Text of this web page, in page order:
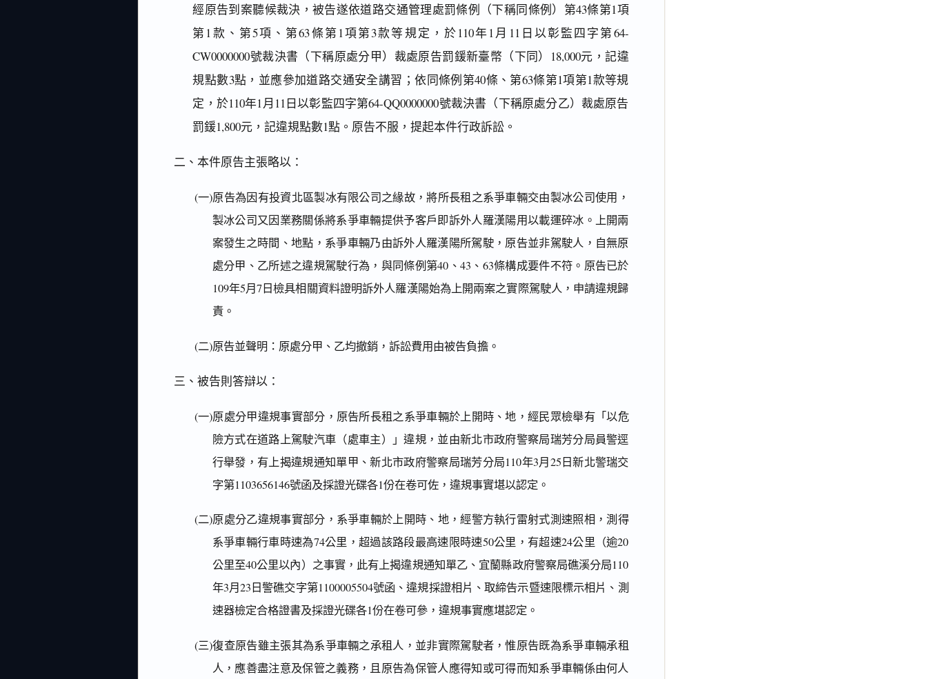
經原告到案聽候裁決，被告遂依道路交通管理處罰條例（下稱同條例）第43條第1項
第1款、第5項、第63條第1項第3款等規定，於110年1月11日以彰監四字第64-
CW0000000號裁決書（下稱原處分甲）裁處原告罰鍰新臺幣（下同）18,000元，記違
規點數3點，並應參加道路交通安全講習；依同條例第40條、第63條第1項第1款等規
定，於110年1月11日以彰監四字第64-QQ0000000號裁決書（下稱原處分乙）裁處原告
罰鍰1,800元，記違規點數1點。原告不服，提起本件行政訴訟。
二、本件原告主張略以：
(一)原告為因有投資北區製冰有限公司之緣故，將所長租之系爭車輛交由製冰公司使用，
製冰公司又因業務關係將系爭車輛提供予客戶即訴外人羅漢陽用以載運碎冰。上開兩
案發生之時間、地點，系爭車輛乃由訴外人羅漢陽所駕駛，原告並非駕駛人，自無原
處分甲、乙所述之違規駕駛行為，與同條例第40、43、63條構成要件不符。原告已於
109年5月7日檢具相關資料證明訴外人羅漢陽始為上開兩案之實際駕駛人，申請違規歸
責。
(二)原告並聲明：原處分甲、乙均撤銷，訴訟費用由被告負擔。
三、被告則答辯以：
(一)原處分甲違規事實部分，原告所長租之系爭車輛於上開時、地，經民眾檢舉有「以危
險方式在道路上駕駛汽車（處車主）」違規，並由新北市政府警察局瑞芳分局員警逕
行舉發，有上揭違規通知單甲、新北市政府警察局瑞芳分局110年3月25日新北警瑞交
字第1103656146號函及採證光碟各1份在卷可佐，違規事實堪以認定。
(二)原處分乙違規事實部分，系爭車輛於上開時、地，經警方執行雷射式測速照相，測得
系爭車輛行車時速為74公里，超過該路段最高速限時速50公里，有超速24公里（逾20
公里至40公里以內）之事實，此有上揭違規通知單乙、宜蘭縣政府警察局礁溪分局110
年3月23日警礁交字第1100005504號函、違規採證相片、取締告示暨速限標示相片、測
速器檢定合格證書及採證光碟各1份在卷可參，違規事實應堪認定。
(三)復查原告雖主張其為系爭車輛之承租人，並非實際駕駛者，惟原告既為系爭車輛承租
人，應善盡注意及保管之義務，且原告為保管人應得知或可得而知系爭車輛係由何人